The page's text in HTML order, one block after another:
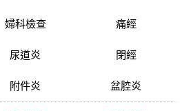
婦科檢查
尿道炎
附件炎
痛經
閉經
盆腔炎